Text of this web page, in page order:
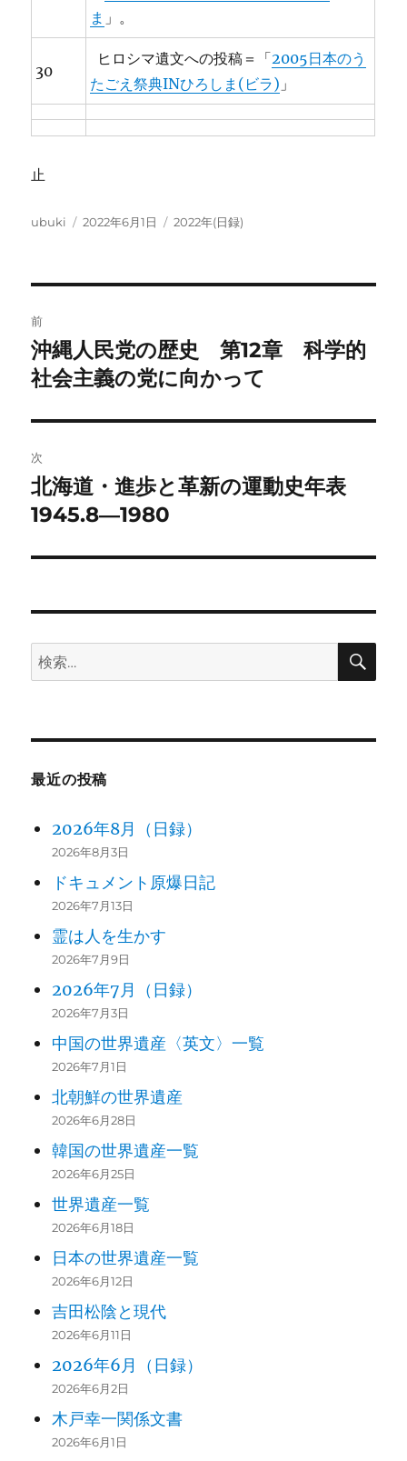
ま 」。
30
ヒロシマ遺文への投稿＝「2005日本のう
たごえ祭典INひろしま(ビラ) 」
止
投
ubuki
投
2022年6月1日
カ
2022年(日録)
稿
ナ
ビ
ゲ
ー
ン
前
前
の
稿:
沖縄人民党の歴史 第12章 科学的
社会主義の党に向かって
次
次
の
稿:
北海道・進歩と革新の運動史年表
1945.8―1980
検
索:
検
最近の投稿
2026年8月（日録）
2026年8月3日
ドキュメント原爆日記
2026年7月13日
霊は人を生かす
2026年7月9日
2026年7月（日録）
2026年7月3日
中国の世界遺産〈英文〉一覧
2026年7月1日
北朝鮮の世界遺産
2026年6月28日
韓国の世界遺産一覧
2026年6月25日
世界遺産一覧
2026年6月18日
日本の世界遺産一覧
2026年6月12日
吉田松陰と現代
2026年6月11日
2026年6月（日録）
2026年6月2日
木戸幸一関係文書
2026年6月1日